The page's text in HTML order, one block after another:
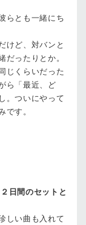
らとも一緒にち
けど、対バンと
だったりとか。
じくらいだった
ら「最近、ど
。ついにやって
です。
日間のセットと
しい曲も入れて